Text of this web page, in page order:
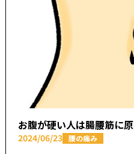
2024/06/23 腰の痛み